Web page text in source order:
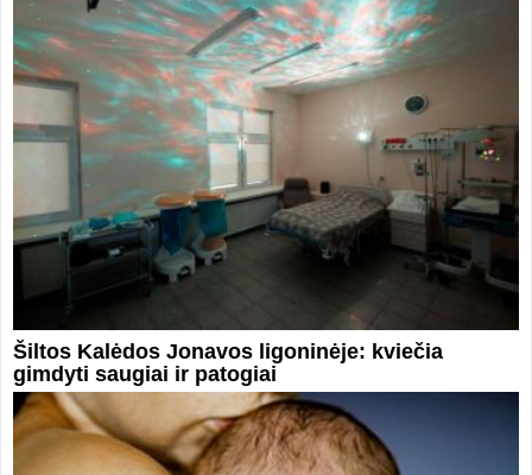
Šiltos Kalėdos Jonavos ligoninėje: kviečia
gimdyti saugiai ir patogiai